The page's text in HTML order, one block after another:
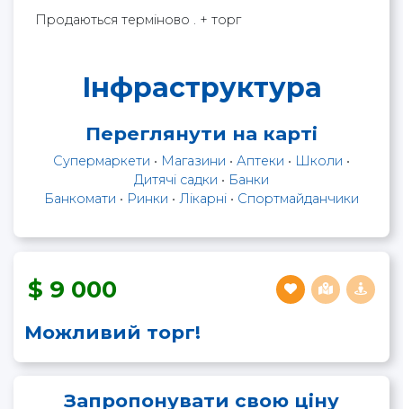
Продаються терміново . + торг
Інфраструктура
Переглянути на карті
Супермаркети • Магазини • Аптеки • Школи •
Дитячі садки • Банки
Банкомати • Ринки • Лікарні • Спортмайданчики
9 000
Можливий торг!
Запропонувати свою ціну